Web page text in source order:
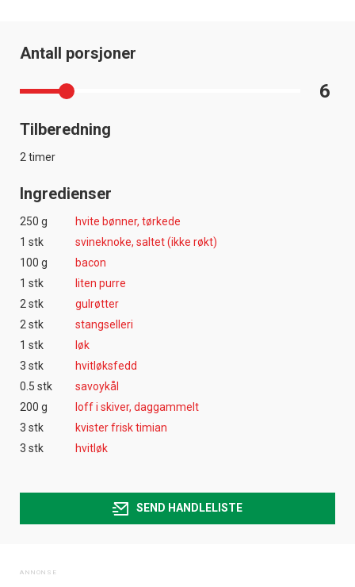
Antall porsjoner
6
Tilberedning
2 timer
Ingredienser
250 g
hvite bønner, tørkede
1 stk
svineknoke, saltet (ikke røkt)
100 g
bacon
1 stk
liten purre
2 stk
gulrøtter
2 stk
stangselleri
1 stk
løk
3 stk
hvitløksfedd
0.5 stk
savoykål
200 g
loff i skiver, daggammelt
3 stk
kvister frisk timian
3 stk
hvitløk
SEND HANDLELISTE